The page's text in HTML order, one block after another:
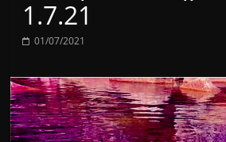
1431AM
1.7.21
01/07/2021